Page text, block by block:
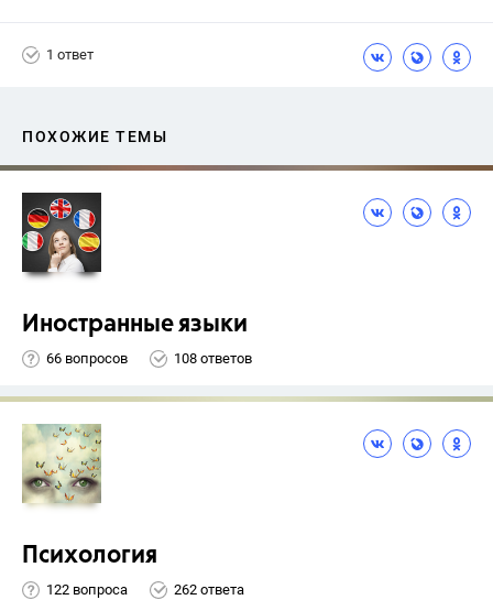
1 ответ
ПОХОЖИЕ ТЕМЫ
Иностранные языки
66 вопросов 108 ответов
Психология
122 вопроса 262 ответа